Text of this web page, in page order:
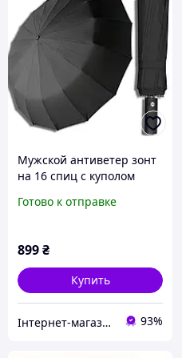
Мужской антиветер зонт
на 16 спиц с куполом
качественный прочный
Готово к отправке
899₴
Купить
Інтернет-магазин Твій Вибір 93%